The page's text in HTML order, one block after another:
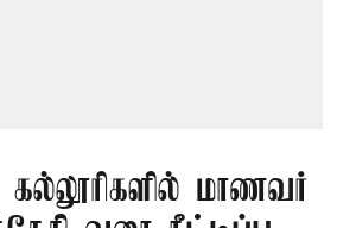
கல்லூரிகளில் மாணவர்